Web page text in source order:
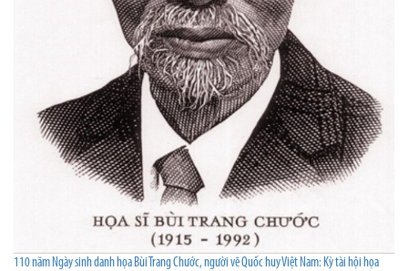
110 năm Ngày sinh danh họa Bùi Trang Chước, người vẽ Quốc huy Việt Nam: Kỳ tài hội họa